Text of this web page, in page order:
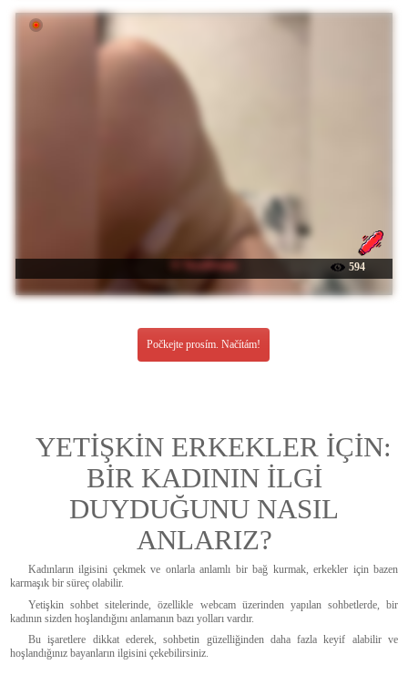
☉ TeyaDream 594
Počkejte prosím. Načítám!
YETİŞKİN ERKEKLER İÇİN:
BİR KADININ İLGİ
DUYDUĞUNU NASIL
ANLARIZ?
Kadınların ilgisini çekmek ve onlarla anlamlı bir bağ kurmak, erkekler için bazen
karmaşık bir süreç olabilir.
Yetişkin sohbet sitelerinde, özellikle webcam üzerinden yapılan sohbetlerde, bir
kadının sizden hoşlandığını anlamanın bazı yolları vardır.
Bu işaretlere dikkat ederek, sohbetin güzelliğinden daha fazla keyif alabilir ve
hoşlandığınız bayanların ilgisini çekebilirsiniz.